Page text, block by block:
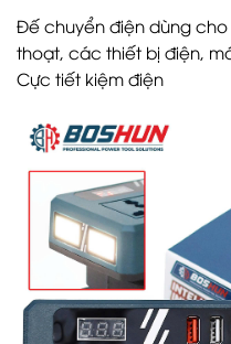
Đế chuyển điện dùng
thoạt, các thiết bị điện,
Cực tiết kiệm điện